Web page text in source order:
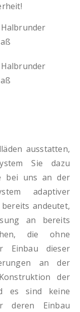
ausstatten,
Sie dazu
bei uns an der
adaptiver
andeutet,
an bereits
die ohne
Einbau dieser
an der
der
es sind keine
deren Einbau